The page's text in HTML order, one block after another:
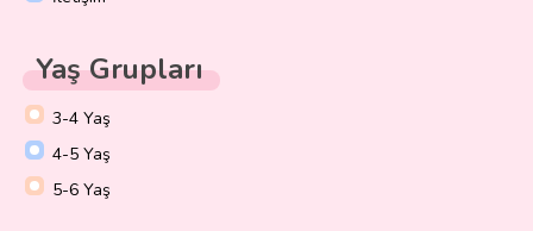
Yaş Grupları
3-4 Yaş
4-5 Yaş
5-6 Yaş